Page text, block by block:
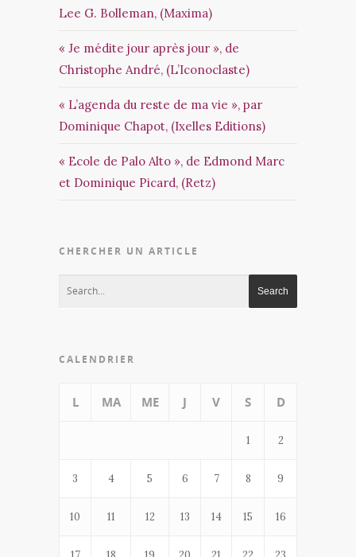
Lee G. Bolleman, (Maxima)
« Je médite jour après jour », de
Christophe André, (L’Iconoclaste)
« L’agenda du reste de ma vie », par
Dominique Chapot, (Ixelles Editions)
« Ecole de Palo Alto », de Edmond Marc
et Dominique Picard, (Retz)
CHERCHER UN ARTICLE
CALENDRIER
L MA ME J V S D
1 2
3 4 5 6 7 8 9
10 11 12 13 14 15 16